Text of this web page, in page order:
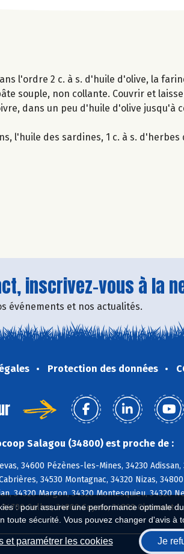
: pour assurer une performance optimale
toute sécurité. Vous pouvez changer d'avis
et paramétrer les cookies Je
l'ordre 2 c. à s. d'huile d'olive, la
souple, non collante. Couvrir et
dans un peu d'huile d'olive jusqu'à
l'huile des sardines, 1 c. à s.
inscrivez-vous à la
événements et nos actualités.
Protection des données
Salagou (34800) est proche de :
34600 Pézènes-les-Mines, 34230
34530 Montagnac, 34320 Nizas,
34320 Margon, 34320 Montesquieu, 34320
Celles, 34800 Ceyras, 34800 Clermont-l